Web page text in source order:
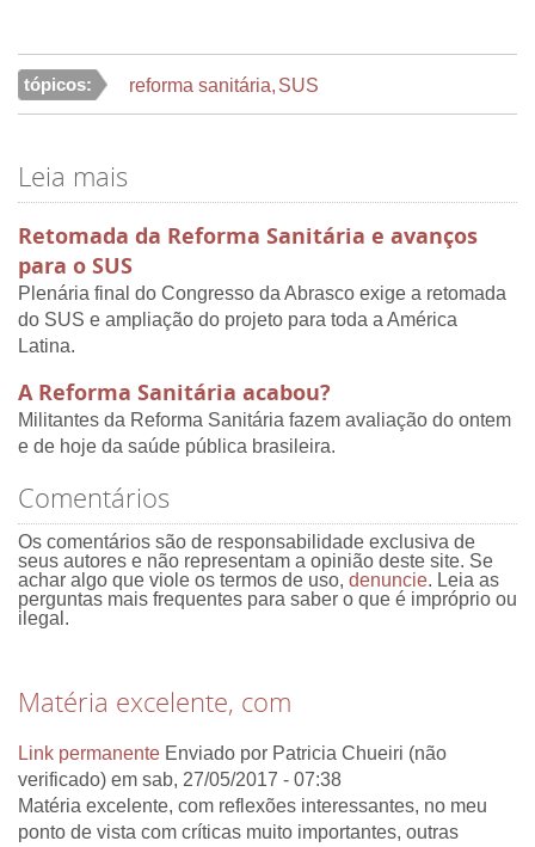
tópicos: reforma sanitária, SUS
Leia mais
Retomada da Reforma Sanitária e avanços
para o SUS
Plenária final do Congresso da Abrasco exige a retomada
do SUS e ampliação do projeto para toda a América
Latina.
A Reforma Sanitária acabou?
Militantes da Reforma Sanitária fazem avaliação do ontem
e de hoje da saúde pública brasileira.
Comentários
Os comentários são de responsabilidade exclusiva de
seus autores e não representam a opinião deste site. Se
achar algo que viole os termos de uso, denuncie. Leia as
perguntas mais frequentes para saber o que é impróprio ou
ilegal.
Matéria excelente, com
Link permanente Enviado por Patricia Chueiri (não
verificado) em sab, 27/05/2017 - 07:38
Matéria excelente, com reflexões interessantes, no meu
ponto de vista com críticas muito importantes, outras